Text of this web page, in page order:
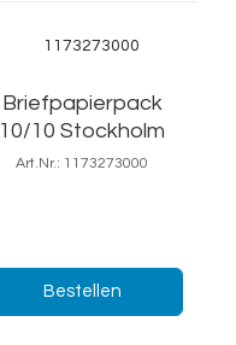
Briefpapierpack
10/10 Stockholm
Art.Nr.: 1173273000
Bestellen